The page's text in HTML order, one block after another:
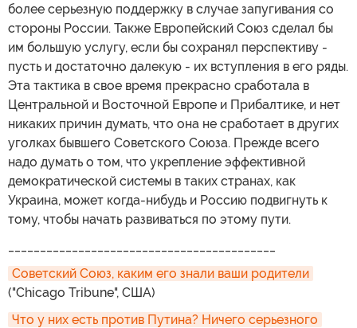
более серьезную поддержку в случае запугивания со
стороны России. Также Европейский Союз сделал бы
им большую услугу, если бы сохранял перспективу -
пусть и достаточно далекую - их вступления в его ряды.
Эта тактика в свое время прекрасно сработала в
Центральной и Восточной Европе и Прибалтике, и нет
никаких причин думать, что она не сработает в других
уголках бывшего Советского Союза. Прежде всего
надо думать о том, что укрепление эффективной
демократической системы в таких странах, как
Украина, может когда-нибудь и Россию подвигнуть к
тому, чтобы начать развиваться по этому пути.
Советский Союз, каким его знали ваши родители
("Chicago Tribune", США)
Что у них есть против Путина? Ничего серьезного